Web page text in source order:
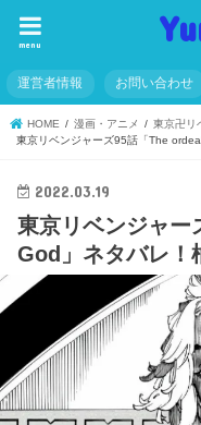
menu
運営者情報 お問い合わせ
HOME 漫画・アニメ 東京卍リ
東京リベンジャーズ95話「The
2022.03.19
東京リベンジャ
God」ネタバレ！